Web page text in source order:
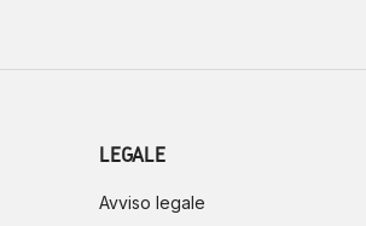
LEGALE
Avviso legale